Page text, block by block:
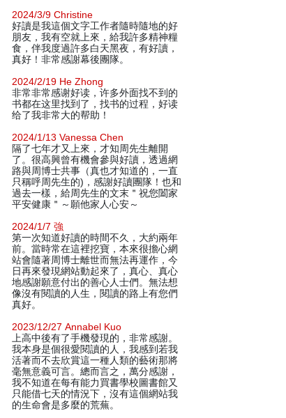
2024/3/9 Christine
好讀是我這個文字工作者隨時隨地的好
朋友，我有空就上來，給我許多精神糧
食，伴我度過許多白天黑夜，有好讀，
真好！非常感謝幕後團隊。
2024/2/19 He Zhong
非常非常感谢好读，许多外面找不到的
书都在这里找到了，找书的过程，好读
给了我非常大的帮助！
2024/1/13 Vanessa Chen
隔了七年才又上來，才知周先生離開
了。很高興曾有機會參與好讀，透過網
路與周博士共事（真也才知道的，一直
只稱呼周先生的)，感謝好讀團隊！也和
過去一樣，給周先生的文末＂祝您闔家
平安健康＂～願他家人心安～
2024/1/7 強
第一次知道好讀的時間不久，大約兩年
前。當時常在這裡挖寶，本來很擔心網
站會隨著周博士離世而無法再運作，今
日再來發現網站動起來了，真心、真心
地感謝願意付出的善心人士們。無法想
像沒有閱讀的人生，閱讀的路上有您們
真好。
2023/12/27 Annabel Kuo
上高中後有了手機發現的，非常感謝。
我本身是個很愛閱讀的人，我感到若我
活著而不去欣賞這一種人類的藝術那將
毫無意義可言。總而言之，萬分感謝，
我不知道在每有能力買書學校圖書館又
只能借七天的情況下，沒有這個網站我
的生命會是多麼的荒蕪。